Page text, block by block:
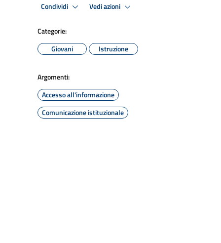
Condividi Vedi azioni
Categorie:
Giovani
Istruzione
Argomenti:
Accesso all'informazione
Comunicazione istituzionale